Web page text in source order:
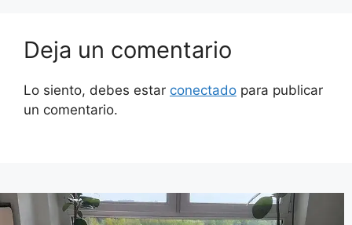
Deja un comentario
Lo siento, debes estar conectado para publicar
un comentario.